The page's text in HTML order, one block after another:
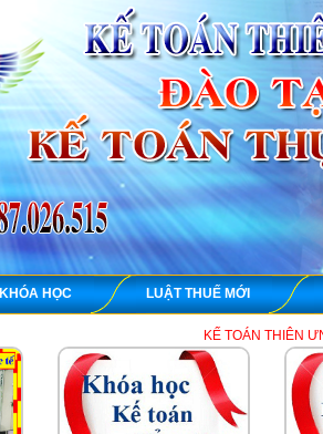
KHÓA HỌC LUẬT THUẾ MỚI
KẾ TOÁN THIÊN ƯNG chuyên